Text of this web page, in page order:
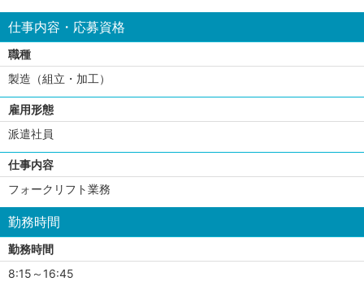
仕事内容・応募資格
職種
製造（組立・加工）
雇用形態
派遣社員
仕事内容
フォークリフト業務
勤務時間
勤務時間
8:15～16:45